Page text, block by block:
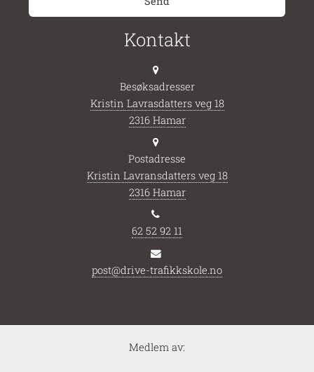
Kontakt
Besøksadresser
Kristin Lavrasdatters veg 18
2316 Hamar
Postadresse
Kristin Lavransdatters veg 18
2316 Hamar
62 52 92 11
post@drive-trafikkskole.no
Medlem av: